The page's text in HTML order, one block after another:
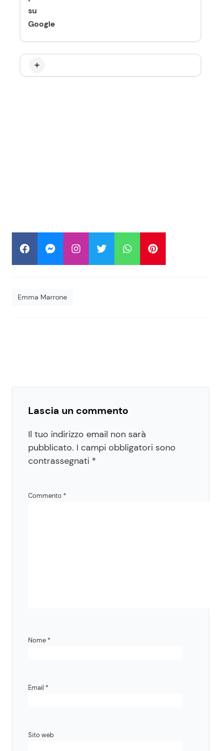
su
Google
Emma Marrone
Lascia un commento
Il tuo indirizzo email non sarà
pubblicato. I campi obbligatori sono
contrassegnati *
Commento *
Nome *
Email *
Sito web